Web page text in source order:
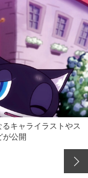
キャライラストやス
が公開